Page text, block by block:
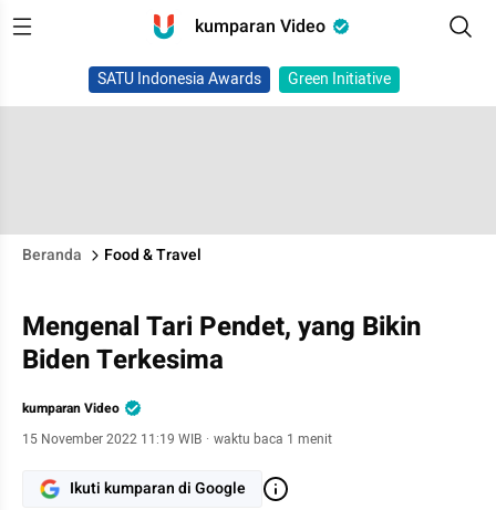
kumparan Video
SATU Indonesia Awards Green Initiative
Beranda Food & Travel
Mengenal Tari Pendet, yang Bikin
Biden Terkesima
kumparan Video
15 November 2022 11:19 WIB · waktu baca 1 menit
Ikuti kumparan di Google